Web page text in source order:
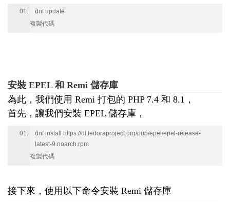
dnf update
複製代碼
安裝 EPEL 和 Remi 儲存庫
為此，我們使用 Remi 打包的 PHP 7.4 和 8.1，
首先，讓我們安裝 EPEL 儲存庫，
dnf install https://dl.fedoraproject.org/pub/epel/epel-release-
latest-9.noarch.rpm
複製代碼
接下來，使用以下命令安裝 Remi 儲存庫